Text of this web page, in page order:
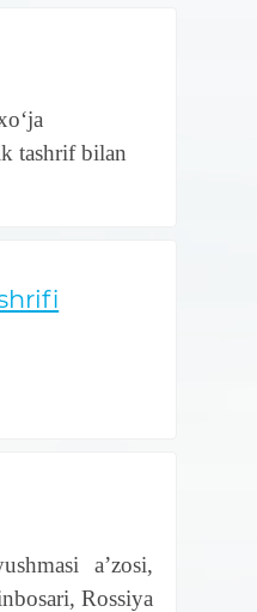
tashrif bilan
a’zosi,
Rossiya